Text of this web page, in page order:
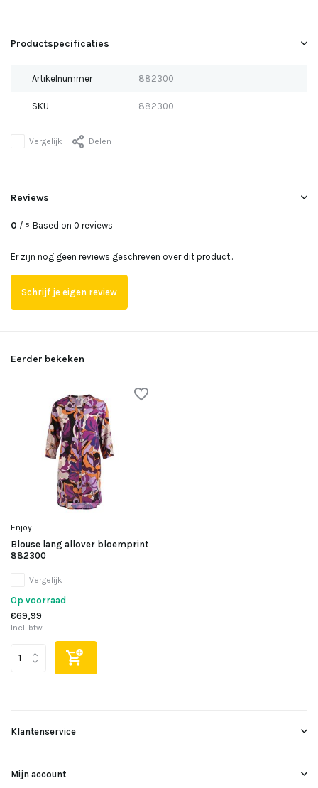
Productspecificaties
Artikelnummer 882300
SKU 882300
Vergelijk Delen
Reviews
0 / 5 Based on 0 reviews
Er zijn nog geen reviews geschreven over dit product..
Schrijf je eigen review
Eerder bekeken
Enjoy
Blouse lang allover bloemprint
882300
Vergelijk
Op voorraad
€69,99
Incl. btw
Klantenservice
Mijn account